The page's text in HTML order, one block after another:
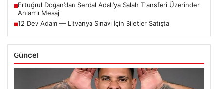
■Ertuğrul Doğan’dan Serdal Adalı’ya Salah Transferi Üzerinden
Anlamlı Mesaj
■12 Dev Adam — Litvanya Sınavı İçin Biletler Satışta
Güncel